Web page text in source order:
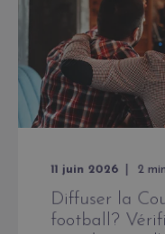
11 juin 2026 2
Diffuser la
football?